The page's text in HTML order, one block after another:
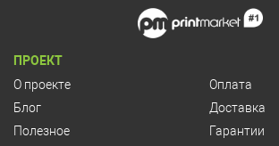
ПРОЕКТ
О проекте
Блог
Полезное
Оплата
Доставка
Гарантии